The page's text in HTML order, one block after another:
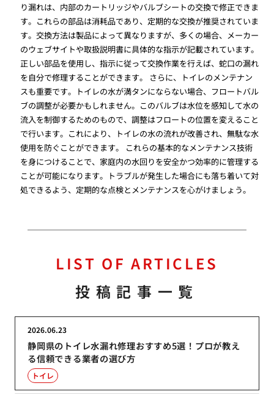
り漏れは、内部のカートリッジやバルブシートの交換で修正できま
す。これらの部品は消耗品であり、定期的な交換が推奨されていま
す。交換方法は製品によって異なりますが、多くの場合、メーカー
のウェブサイトや取扱説明書に具体的な指示が記載されています。
正しい部品を使用し、指示に従って交換作業を行えば、蛇口の漏れ
を自分で修理することができます。 さらに、トイレのメンテナン
スも重要です。トイレの水が満タンにならない場合、フロートバル
ブの調整が必要かもしれません。このバルブは水位を感知して水の
流入を制御するためのもので、調整はフロートの位置を変えること
で行います。これにより、トイレの水の流れが改善され、無駄な水
使用を防ぐことができます。 これらの基本的なメンテナンス技術
を身につけることで、家庭内の水回りを安全かつ効率的に管理する
ことが可能になります。トラブルが発生した場合にも落ち着いて対
処できるよう、定期的な点検とメンテナンスを心がけましょう。
LIST OF ARTICLES
投稿記事一覧
静岡県のトイレ水漏れ修理おすすめ5選！プロが教え
る信頼できる業者の選び方
2026.06.23
トイレ